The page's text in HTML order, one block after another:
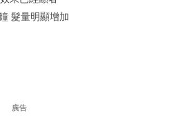
髮量明顯增加
廣告